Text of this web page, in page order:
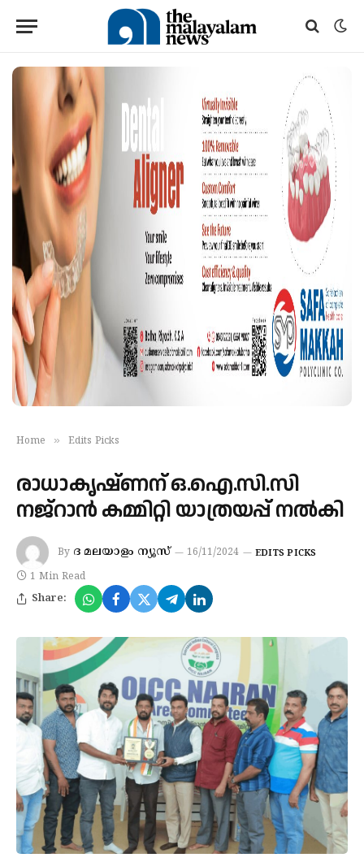
Home » Edits Picks
രാധാകൃഷ്ണന്‌ ഒ.ഐ.സി.സി
നജ്‌റാൻ കമ്മിറ്റി യാത്രയപ്പ്‌ നൽകി
By ദ മലയാളം ന്യൂസ് 16/11/2024 EDITS PICKS
1 Min Read
Share: